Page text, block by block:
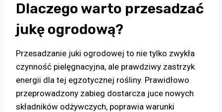
Dlaczego warto przesadzać
jukę ogrodową?
Przesadzanie juki ogrodowej to nie tylko zwykła
czynność pielęgnacyjna, ale prawdziwy zastrzyk
energii dla tej egzotycznej rośliny. Prawidłowo
przeprowadzony zabieg dostarcza juce nowych
składników odżywczych, poprawia warunki